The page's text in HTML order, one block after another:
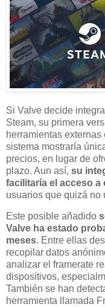
Si Valve decide
Steam, su primera
herramientas externas
sistema mostraría
precios, en lugar de
plazo. Aun así, su
facilitaría el acceso a
usuarios que quizá no
Este posible añadido
Valve ha estado
meses. Entre ellas
recopilar datos
analizar el framerate
dispositivos,
También se han
herramienta llamada